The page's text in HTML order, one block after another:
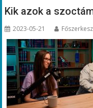
Kik azok a
2023-05-21